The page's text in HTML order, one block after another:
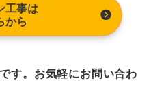
工事は
から
す。お気軽にお問い合わ